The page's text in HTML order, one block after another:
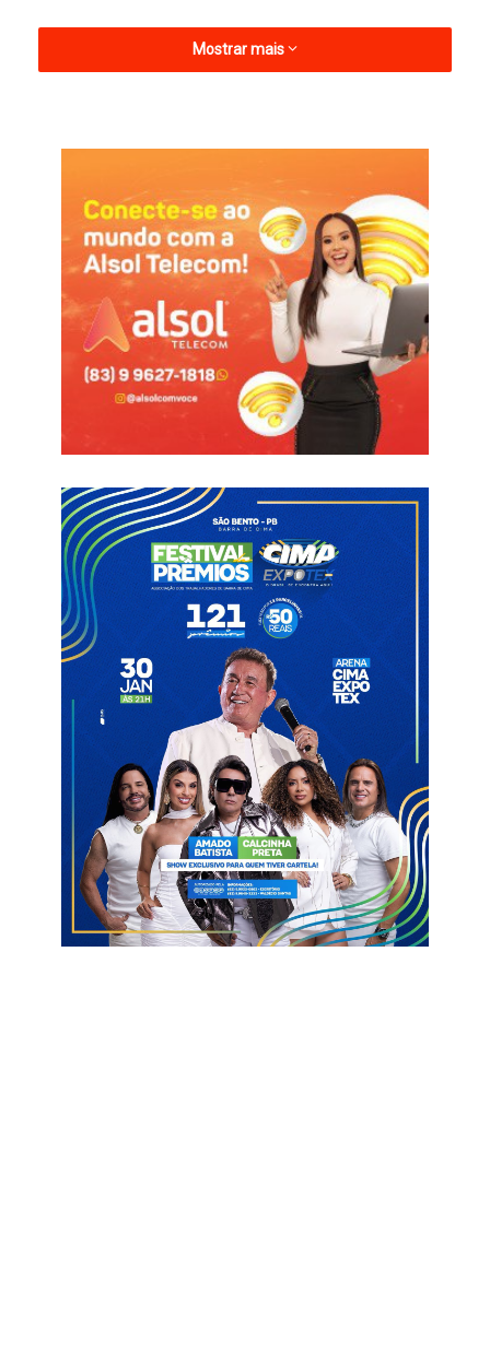
As últimas postagens da ex-procuradora relatam vários casos
de humilhações contra aliados, chegando ao ponto de
pessoas não terem direito de receber feiras.
Quézia também fala que os atuais representantes se acham
os donos da cidade, mas que espera que na próxima eleição a
população possa dar o resultado.
A cunhada do prefeito foi procuradora do município até
outubro do ano passado, quando pediu exoneração alegando
princípios éticos haviam sido desrespeitados na Prefeitura.
“Sempre atuei com base na legalidade, na ética e na defesa do
interesse público, princípios que devem nortear a
administração pública. Quando tais valores deixam de ser
respeitados, a permanência no cargo se torna incompatível
com a integridade profissional”.
Informações com Polêmica Paraíba
Galego da Gavel Prefeito
Quézia Dantas
Mostrar mais